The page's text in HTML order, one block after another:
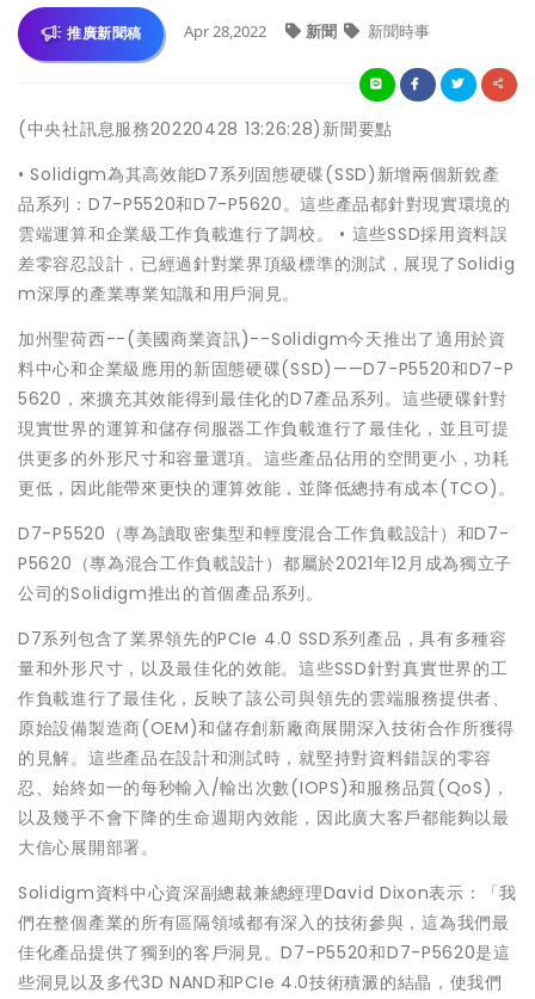
推廣新聞稿 Apr 28,2022 新聞 新聞時事
(中央社訊息服務20220428 13:26:28)新聞要點
• Solidigm為其高效能D7系列固態硬碟(SSD)新增兩個新銳產
品系列：D7-P5520和D7-P5620。這些產品都針對現實環境的
雲端運算和企業級工作負載進行了調校。 • 這些SSD採用資料誤
差零容忍設計，已經過針對業界頂級標準的測試，展現了Solidig
m深厚的產業專業知識和用戶洞見。
加州聖荷西--(美國商業資訊)--Solidigm今天推出了適用於資
料中心和企業級應用的新固態硬碟(SSD)——D7-P5520和D7-P
5620，來擴充其效能得到最佳化的D7產品系列。這些硬碟針對
現實世界的運算和儲存伺服器工作負載進行了最佳化，並且可提
供更多的外形尺寸和容量選項。這些產品佔用的空間更小，功耗
更低，因此能帶來更快的運算效能，並降低總持有成本(TCO)。
D7-P5520（專為讀取密集型和輕度混合工作負載設計）和D7-
P5620（專為混合工作負載設計）都屬於2021年12月成為獨立子
公司的Solidigm推出的首個產品系列。
D7系列包含了業界領先的PCIe 4.0 SSD系列產品，具有多種容
量和外形尺寸，以及最佳化的效能。這些SSD針對真實世界的工
作負載進行了最佳化，反映了該公司與領先的雲端服務提供者、
原始設備製造商(OEM)和儲存創新廠商展開深入技術合作所獲得
的見解。這些產品在設計和測試時，就堅持對資料錯誤的零容
忍、始終如一的每秒輸入/輸出次數(IOPS)和服務品質(QoS)，
以及幾乎不會下降的生命週期內效能，因此廣大客戶都能夠以最
大信心展開部署。
Solidigm資料中心資深副總裁兼總經理David Dixon表示：「我
們在整個產業的所有區隔領域都有深入的技術參與，這為我們最
佳化產品提供了獨到的客戶洞見。D7-P5520和D7-P5620是這
些洞見以及多代3D NAND和PCIe 4.0技術積澱的結晶，使我們